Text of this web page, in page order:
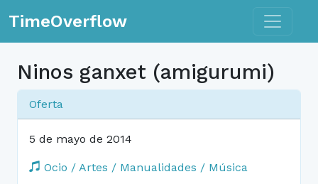
TimeOverflow Toggle
Ninos ganxet (amigurumi)
Oferta
5 de mayo de 2014
Ocio / Artes / Manualidades / Música